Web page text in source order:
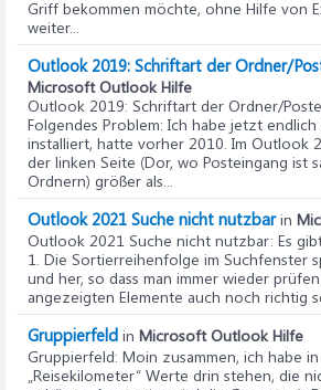
Griff bekommen möchte, ohne Hilfe von
weiter...
Outlook 2019: Schriftart der Ordner/
Microsoft Outlook Hilfe
Outlook 2019: Schriftart der Ordner/
Folgendes Problem: Ich habe jetzt
installiert, hatte vorher 2010. Im Outlook
der linken Seite (Dor, wo Posteingang ist
Ordnern) größer als...
Outlook 2021 Suche nicht nutzbarin
Outlook 2021 Suche nicht nutzbar: Es
1. Die Sortierreihenfolge im Suchfenster
und her, so dass man immer wieder
angezeigten Elemente auch noch richtig
Gruppierfeld in Microsoft Outlook Hilfe
Gruppierfeld: Moin zusammen, ich habe
„Reisekilometer“ Werte drin stehen, die